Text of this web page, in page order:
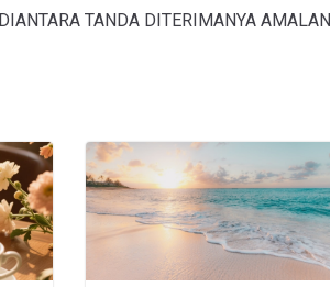
DIANTARA TANDA DITERIMANYA AMALAN